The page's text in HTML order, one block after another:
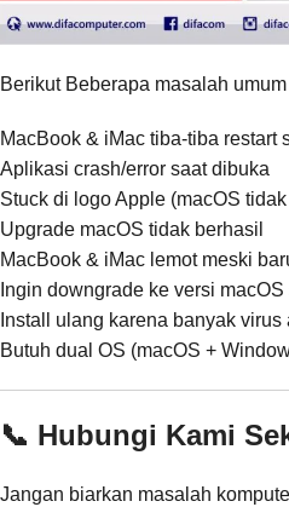
Berikut Beberapa masalah
MacBook & iMac tiba-tiba restart
Aplikasi crash/error saat dibuka
Stuck di logo Apple (macOS
Upgrade macOS tidak berhasil
MacBook & iMac lemot meski
Ingin downgrade ke versi
Install ulang karena banyak virus
Butuh dual OS (macOS +
📞 Hubungi Kami
Jangan biarkan masalah